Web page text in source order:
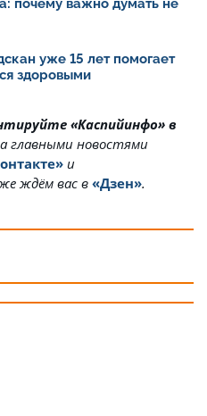
почему важно думать не
уже 15 лет помогает
здоровыми
«Каспийинфо» в
главными новостями
и
ждём вас в«Дзен».